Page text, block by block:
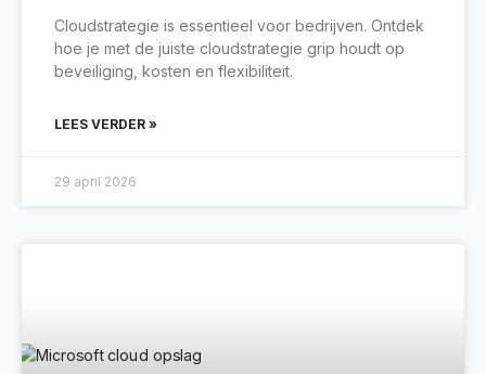
Cloudstrategie is essentieel voor bedrijven. Ontdek
hoe je met de juiste cloudstrategie grip houdt op
beveiliging, kosten en flexibiliteit.
LEES VERDER »
29 april 2026